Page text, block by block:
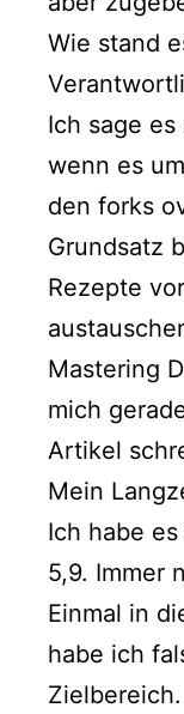
Wie stand
Ich sage
wenn es
den forks
Grundsatz
Rezepte
Mastering
mich
Artikel
Mein
Ich habe
5,9. Immer
Einmal in
habe ich